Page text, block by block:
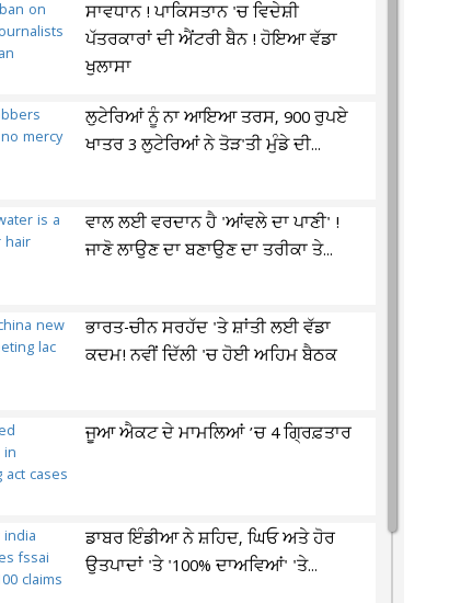
ਸਾਵਧਾਨ ! ਪਾਕਿਸਤਾਨ 'ਚ ਵਿਦੇਸ਼ੀ
ਪੱਤਰਕਾਰਾਂ ਦੀ ਐਂਟਰੀ ਬੈਨ ! ਹੋਇਆ ਵੱਡਾ
ਖੁਲਾਸਾ
ਲੁਟੇਰਿਆਂ ਨੂੰ ਨਾ ਆਇਆ ਤਰਸ, 900 ਰੁਪਏ
ਖਾਤਰ 3 ਲੁਟੇਰਿਆਂ ਨੇ ਤੋੜ'ਤੀ ਮੁੰਡੇ ਦੀ...
ਵਾਲ ਲਈ ਵਰਦਾਨ ਹੈ 'ਆਂਵਲੇ ਦਾ ਪਾਣੀ' !
ਜਾਣੋ ਲਾਉਣ ਦਾ ਬਣਾਉਣ ਦਾ ਤਰੀਕਾ ਤੇ...
ਭਾਰਤ-ਚੀਨ ਸਰਹੱਦ 'ਤੇ ਸ਼ਾਂਤੀ ਲਈ ਵੱਡਾ
ਕਦਮ! ਨਵੀਂ ਦਿੱਲੀ 'ਚ ਹੋਈ ਅਹਿਮ ਬੈਠਕ
ਜੂਆ ਐਕਟ ਦੇ ਮਾਮਲਿਆਂ ’ਚ 4 ਗ੍ਰਿਫ਼ਤਾਰ
ਡਾਬਰ ਇੰਡੀਆ ਨੇ ਸ਼ਹਿਦ, ਘਿਓ ਅਤੇ ਹੋਰ
ਉਤਪਾਦਾਂ 'ਤੇ '100% ਦਾਅਵਿਆਂ' 'ਤੇ...